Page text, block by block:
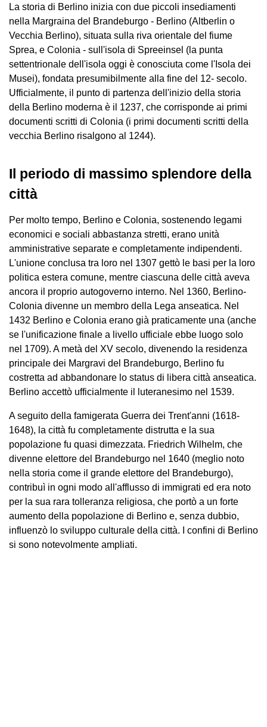
La storia di Berlino inizia con due piccoli insediamenti
nella Margraina del Brandeburgo - Berlino (Altberlin o
Vecchia Berlino), situata sulla riva orientale del fiume
Sprea, e Colonia - sull'isola di Spreeinsel (la punta
settentrionale dell'isola oggi è conosciuta come l'Isola dei
Musei), fondata presumibilmente alla fine del 12- secolo.
Ufficialmente, il punto di partenza dell'inizio della storia
della Berlino moderna è il 1237, che corrisponde ai primi
documenti scritti di Colonia (i primi documenti scritti della
vecchia Berlino risalgono al 1244).
Il periodo di massimo splendore della
città
Per molto tempo, Berlino e Colonia, sostenendo legami
economici e sociali abbastanza stretti, erano unità
amministrative separate e completamente indipendenti.
L'unione conclusa tra loro nel 1307 gettò le basi per la loro
politica estera comune, mentre ciascuna delle città aveva
ancora il proprio autogoverno interno. Nel 1360, Berlino-
Colonia divenne un membro della Lega anseatica. Nel
1432 Berlino e Colonia erano già praticamente una (anche
se l'unificazione finale a livello ufficiale ebbe luogo solo
nel 1709). A metà del XV secolo, divenendo la residenza
principale dei Margravi del Brandeburgo, Berlino fu
costretta ad abbandonare lo status di libera città anseatica.
Berlino accettò ufficialmente il luteranesimo nel 1539.
A seguito della famigerata Guerra dei Trent'anni (1618-
1648), la città fu completamente distrutta e la sua
popolazione fu quasi dimezzata. Friedrich Wilhelm, che
divenne elettore del Brandeburgo nel 1640 (meglio noto
nella storia come il grande elettore del Brandeburgo),
contribuì in ogni modo all'afflusso di immigrati ed era noto
per la sua rara tolleranza religiosa, che portò a un forte
aumento della popolazione di Berlino e, senza dubbio,
influenzò lo sviluppo culturale della città. I confini di Berlino
si sono notevolmente ampliati.